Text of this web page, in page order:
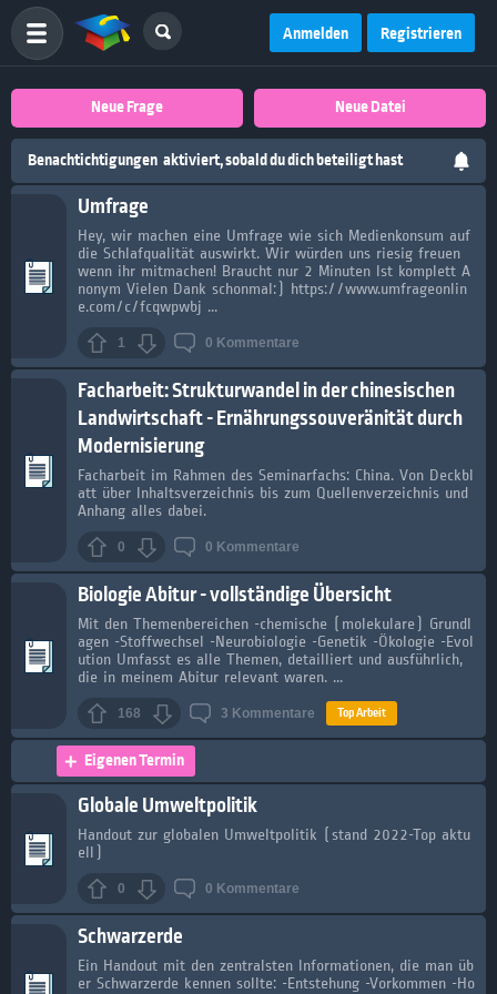
Anmelden Registrieren
Neue Frage Neue Datei
Benachtichtigungen aktiviert, sobald du dich beteiligt hast
Umfrage
Hey, wir machen eine Umfrage wie sich Medienkonsum auf
die Schlafqualität auswirkt. Wir würden uns riesig freuen
wenn ihr mitmachen! Braucht nur 2 Minuten Ist komplett A
nonym Vielen Dank schonmal:) https://www.umfrageonlin
e.com/c/fcqwpwbj ...
1 0 Kommentare
Facharbeit: Strukturwandel in der chinesischen
Landwirtschaft - Ernährungssouveränität durch
Modernisierung
Facharbeit im Rahmen des Seminarfachs: China. Von Deckbl
att über Inhaltsverzeichnis bis zum Quellenverzeichnis und
Anhang alles dabei.
0 0 Kommentare
Biologie Abitur - vollständige Übersicht
Mit den Themenbereichen -chemische (molekulare) Grundl
agen -Stoffwechsel -Neurobiologie -Genetik -Ökologie -Evol
ution Umfasst es alle Themen, detailliert und ausführlich,
die in meinem Abitur relevant waren. ...
168 3 Kommentare Top Arbeit
Eigenen Termin
Globale Umweltpolitik
Handout zur globalen Umweltpolitik (stand 2022-Top aktu
ell)
0 0 Kommentare
Schwarzerde
Ein Handout mit den zentralsten Informationen, die man üb
er Schwarzerde kennen sollte: -Entstehung -Vorkommen -Ho